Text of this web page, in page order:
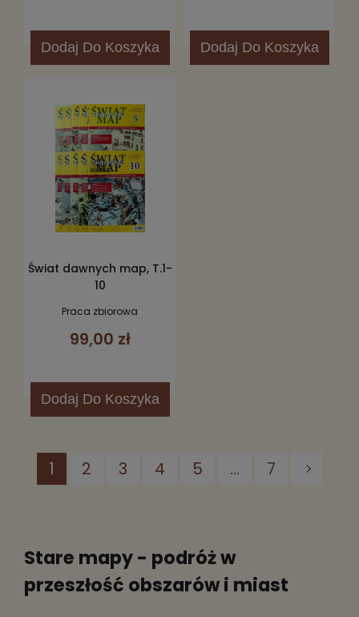
Dodaj Do Koszyka Dodaj Do Koszyka
Świat dawnych map, T.1-
10
Praca zbiorowa
99,00 zł
Dodaj Do Koszyka
1 2 3 4 5 ... 7
Stare mapy - podróż w
przeszłość obszarów i miast